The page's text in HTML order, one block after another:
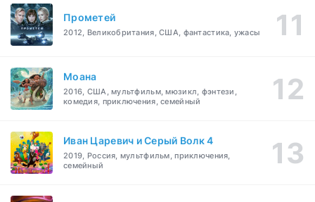
Прометей
2012, Великобритания, США, фантастика, ужасы
Моана
2016, США, мультфильм, мюзикл, фэнтези,
комедия, приключения, семейный
Иван Царевич и Серый Волк 4
2019, Россия, мультфильм, приключения,
семейный